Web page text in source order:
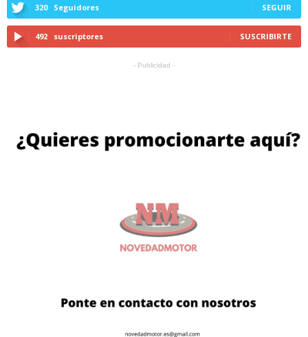
320 Seguidores SEGUIR
492 suscriptores SUSCRIBIRTE
- Publicidad -